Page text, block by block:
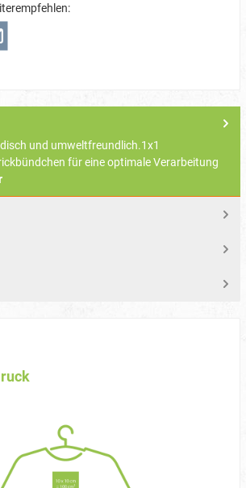
und umweltfreundlich.1x1
für eine optimale Verarbeitung